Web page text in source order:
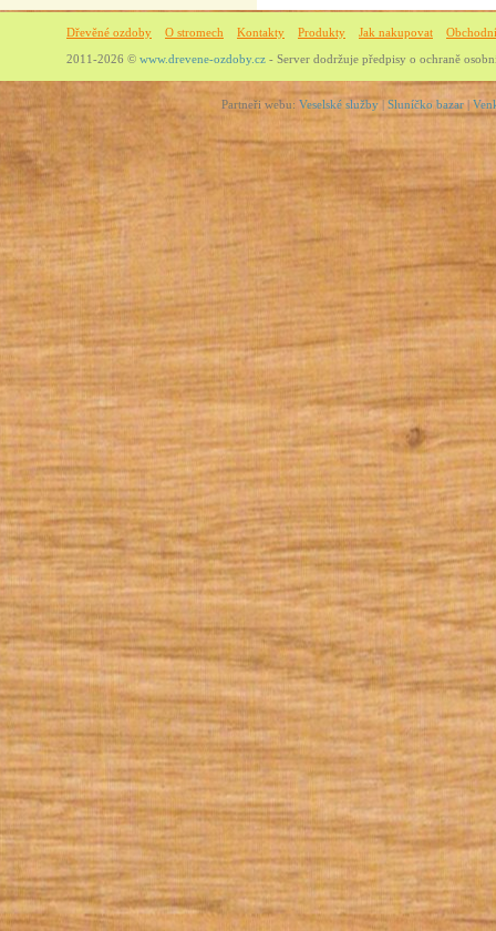
Dřevěné ozdoby O stromech Kontakty Produkty Jak nakupovat
2011-2026 © www.drevene-ozdoby.cz - Server dodržuje předpisy o ochraně
Partneři webu: Veselské služby| Sluníčko bazar |